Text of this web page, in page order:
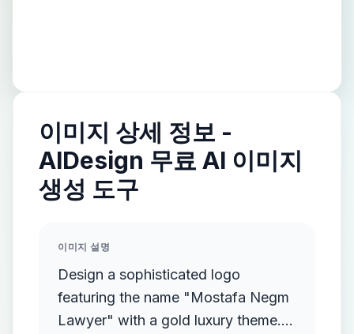
이미지 상세 정보 -
AIDesign 무료 AI 이미지
생성 도구
이미지 설명
Design a sophisticated logo
featuring the name "Mostafa Negm
Lawyer" with a gold luxury theme.